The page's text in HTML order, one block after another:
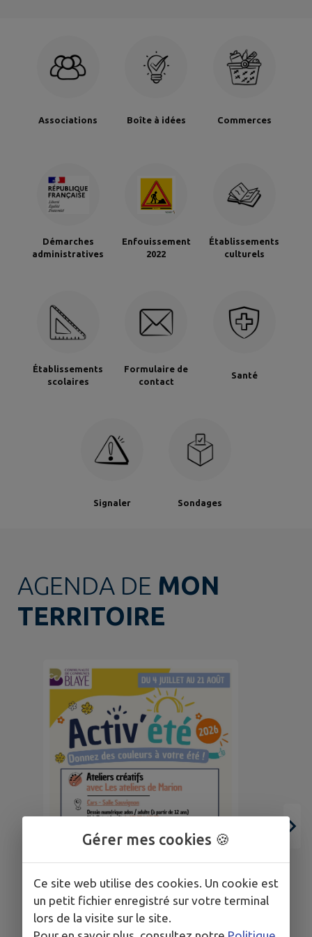
Associations Boîte à idées Commerces
Démarches
administratives
Enfouissement
2022
Établissements
culturels
Établissements
scolaires
Formulaire de
contact
Santé
Signaler Sondages
AGENDA DE MON
TERRITOIRE
12
Gérer mes cookies 🍪
Ce site web utilise des cookies. Un cookie est
un petit fichier enregistré sur votre terminal
lors de la visite sur le site.